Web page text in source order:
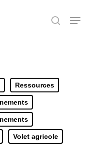
search
Menu
Ressources
Volet agricole